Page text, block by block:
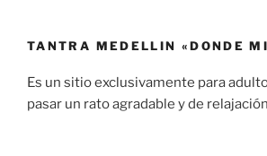
TANTRA MEDELLIN «DONDE
Es un sitio exclusivamente para
pasar un rato agradable y de